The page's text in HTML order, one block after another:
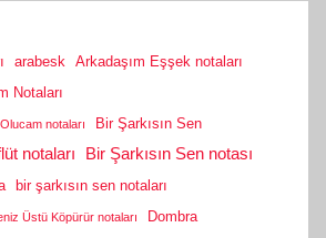
arabesk
Arkadaşım Eşşek notaları
Notaları
notaları Bir Şarkısın Sen
notaları Bir Şarkısın Sen notası
bir şarkısın sen notaları
Üstü Köpürür notaları Dombra